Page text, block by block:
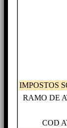
IMPOSTOS
RAMO DE
COD